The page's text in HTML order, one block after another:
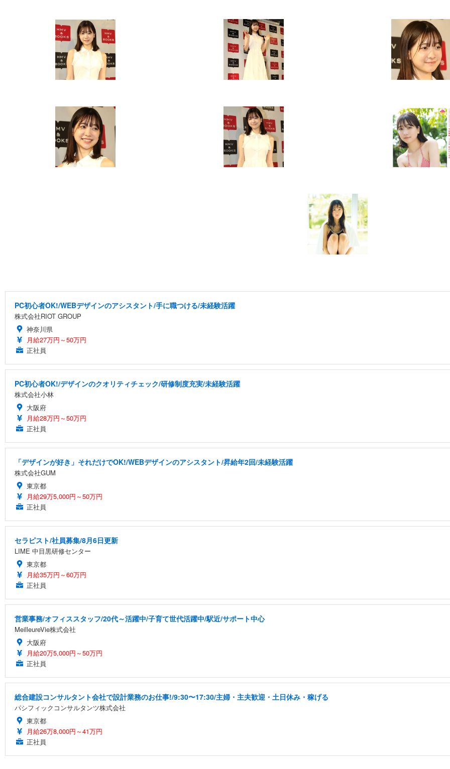
PC初心者OK!/WEBデザインのアシスタント/手に職つける/未経験活躍
株式会社RIOT GROUP
神奈川県
月給27万円～50万円
正社員
PC初心者OK!/デザインのクオリティチェック/研修制度充実/未経験活躍
株式会社小林
大阪府
月給28万円～50万円
正社員
「デザインが好き」それだけでOK!/WEBデザインのアシスタント/昇給年2回/未経験活躍
株式会社GUM
東京都
月給29万5,000円～50万円
正社員
セラピスト/社員募集/8月6日更新
LIME 中目黒研修センター
東京都
月給35万円～60万円
正社員
営業事務/オフィススタッフ/20代～活躍中/子育て世代活躍中/駅近/サポート中心
MeilleureVie株式会社
大阪府
月給20万5,000円～50万円
正社員
総合建設コンサルタント会社で設計業務のお仕事!/9:30〜17:30/主婦・主夫歓迎・土日休み・稼げる
パシフィックコンサルタンツ株式会社
東京都
月給26万8,000円～41万円
正社員